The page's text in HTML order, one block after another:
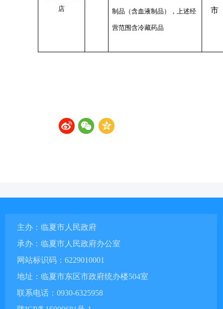
店
制品（含血液制品），上述经
营范围含冷藏药品
市
主办：临夏市人民政府
承办：临夏市人民政府办公室
网站标识码：6229010001
地址：临夏市东区市政府统办楼504室
联系电话：0930-6325958